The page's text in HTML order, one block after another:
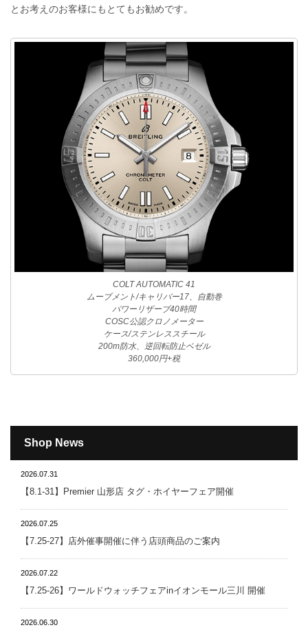
とお考えのお客様にもとてもお勧めです。
COLT AUTOMATIC 41
ムーブメント/キャリバー17、自動巻
パワーリザーブ40時間
COSC公認クロノメーター
ケース/ステンレススチール
200m防水、逆回転防止ベゼル
360,000円+税
Shop News
2026.07.31
【8.1-31】Premier 山形店 タグ・ホイヤーフェア開催
2026.07.25
【7.25-27】店外催事開催に伴う店頭商品のご案内
2026.07.22
【7.25-26】ワールドウォッチフェアinイオンモール三川 開催
2026.06.30